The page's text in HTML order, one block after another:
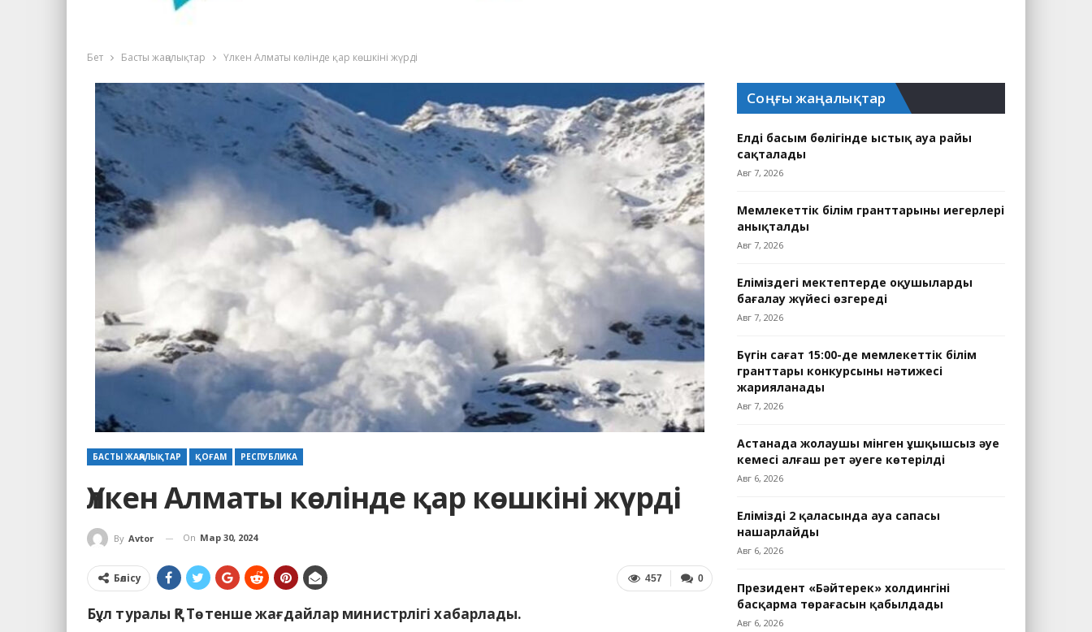
Бет Басты жаңалықтар Үлкен Алматы көлінде қар көшкіні жүрді
БАСТЫ ЖАҢАЛЫҚТАР ҚОҒАМ РЕСПУБЛИКА
Үлкен Алматы көлінде қар көшкіні жүрді
By Avtor On Мар 30, 2024
0
457
Бөлісу
Бұл туралы ҚР Төтенше жағдайлар министрлігі хабарлады.
Соңғы жаңалықтар
Елдің басым бөлігінде ыстық ауа райы
сақталады
Авг 7, 2026
Мемлекеттік білім гранттарының иегерлері
анықталды
Авг 7, 2026
Еліміздегі мектептерде оқушыларды
бағалау жүйесі өзгереді
Авг 7, 2026
Бүгін сағат 15:00-де мемлекеттік білім
гранттары конкурсының нәтижесі
жарияланады
Авг 7, 2026
Астанада жолаушы мінген ұшқышсыз әуе
кемесі алғаш рет әуеге көтерілді
Авг 6, 2026
Еліміздің 2 қаласында ауа сапасы
нашарлайды
Авг 6, 2026
Президент «Бәйтерек» холдингінің
басқарма төрағасын қабылдады
Авг 6, 2026